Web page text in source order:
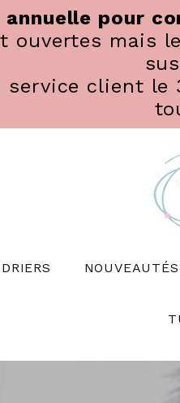
annuelle pour
ouvertes mais
service client
NOUVEAUTÉS